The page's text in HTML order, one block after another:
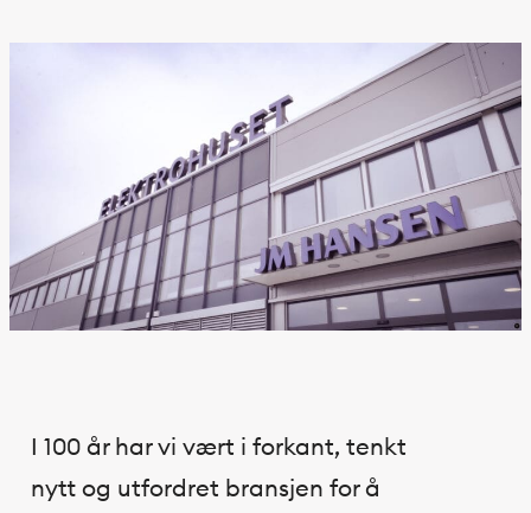
I 100 år har vi vært i forkant, tenkt
nytt og utfordret bransjen for å